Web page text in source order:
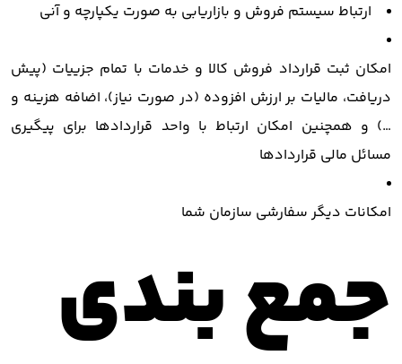
ارتباط سیستم فروش و بازاریابی به صورت یکپارچه و آنی
امکان ثبت قرارداد فروش کالا و خدمات با تمام جزییات (پیش
دریافت، مالیات بر ارزش افزوده (در صورت نیاز)، اضافه هزینه و
…) و همچنین امکان ارتباط با واحد قراردادها برای پیگیری
مسائل مالی قراردادها
امکانات دیگر سفارشی سازمان شما
جمع بندی